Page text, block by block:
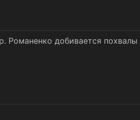
Романенко добивается